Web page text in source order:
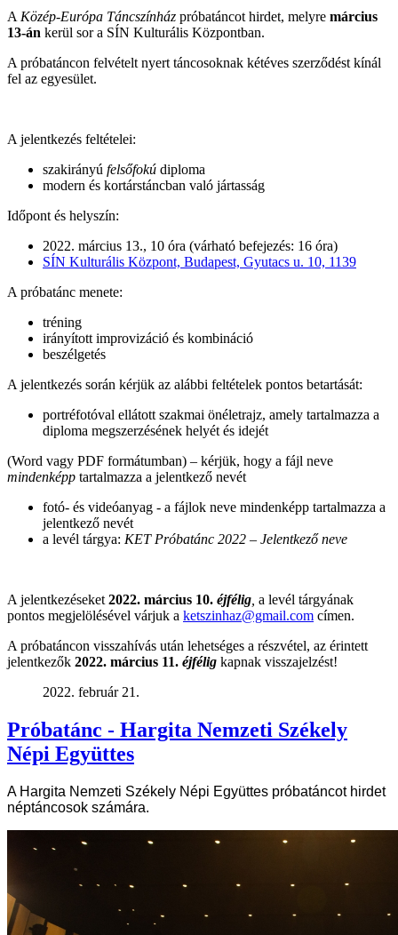
A Közép-Európa Táncszínház próbatáncot hirdet, melyre március
13-án kerül sor a SÍN Kulturális Központban.
A próbatáncon felvételt nyert táncosoknak kétéves szerződést kínál
fel az egyesület.
A jelentkezés feltételei:
szakirányú felsőfokú diploma
modern és kortárstáncban való jártasság
Időpont és helyszín:
2022. március 13., 10 óra (várható befejezés: 16 óra)
SÍN Kulturális Központ, Budapest, Gyutacs u. 10, 1139
A próbatánc menete:
tréning
irányított improvizáció és kombináció
beszélgetés
A jelentkezés során kérjük az alábbi feltételek pontos betartását:
portréfotóval ellátott szakmai önéletrajz, amely tartalmazza a
diploma megszerzésének helyét és idejét
(Word vagy PDF formátumban) – kérjük, hogy a fájl neve
mindenképp tartalmazza a jelentkező nevét
fotó- és videóanyag - a fájlok neve mindenképp tartalmazza a
jelentkező nevét
a levél tárgya: KET Próbatánc 2022 – Jelentkező neve
A jelentkezéseket 2022. március 10. éjfélig a levél tárgyának
pontos megjelölésével várjuk a ketszinhaz@gmail.com címen.
A próbatáncon visszahívás után lehetséges a részvétel, az érintett
jelentkezők 2022. március 11. éjfélig kapnak visszajelzést!
2022. február 21.
Próbatánc - Hargita Nemzeti Székely
Népi Együttes
A Hargita Nemzeti Székely Népi Együttes próbatáncot hirdet
néptáncosok számára.